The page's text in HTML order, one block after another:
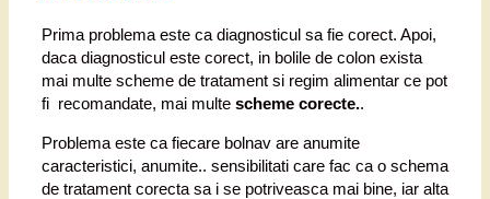
Prima problema este ca diagnosticul sa fie corect. Apoi,
daca diagnosticul este corect, in bolile de colon exista
mai multe scheme de tratament si regim alimentar ce pot
fi recomandate, mai multe scheme corecte..
Problema este ca fiecare bolnav are anumite
caracteristici, anumite.. sensibilitati care fac ca o schema
de tratament corecta sa i se potriveasca mai bine, iar alta